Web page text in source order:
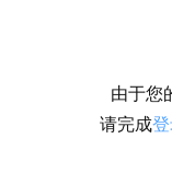
由于您
请完成